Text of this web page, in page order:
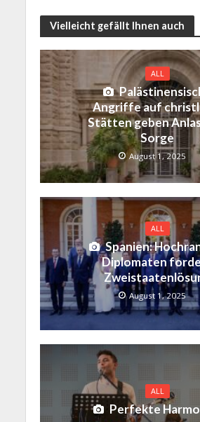
Vielleicht gefällt Ihnen auch
ALL
Angriffe auf
Stätten geben
Sorge
August 1, 2025
ALL
Spanien:
Diplomaten
August 1, 2025
ALL
Perfekte